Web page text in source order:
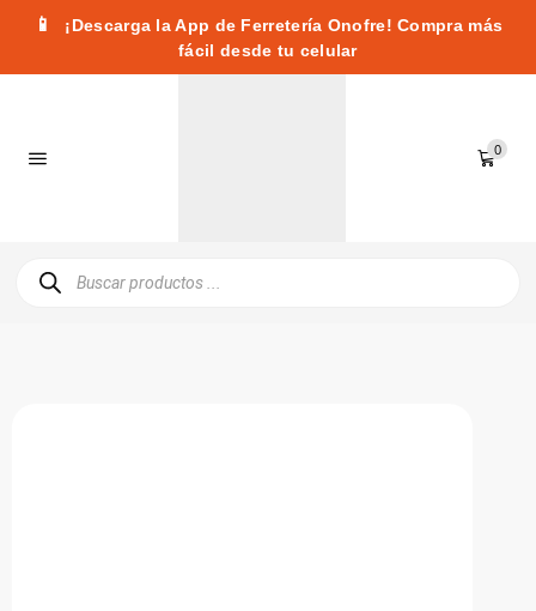
📱
¡Descarga la App de Ferretería Onofre! Compra más
fácil desde tu celular
0